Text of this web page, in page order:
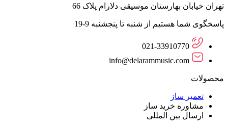
تهران خیابان بهارستان موسیقی دلارام پلاک 66
پاسخگوی شما هستیم از شنبه تا پنجشنبه 9-19
021-33910770
info@delarammusic.com
محصولات
تعمیر ساز
مشاوره خرید ساز
ارسال بین المللی